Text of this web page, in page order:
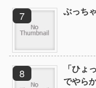
ぶっち
「ひょ
でやら